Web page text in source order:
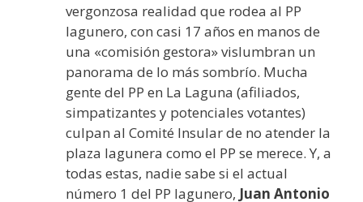
vergonzosa realidad que rodea al PP
lagunero, con casi 17 años en manos de
una «comisión gestora» vislumbran un
panorama de lo más sombrío. Mucha
gente del PP en La Laguna (afiliados,
simpatizantes y potenciales votantes)
culpan al Comité Insular de no atender la
plaza lagunera como el PP se merece. Y, a
todas estas, nadie sabe si el actual
número 1 del PP lagunero, Juan Antonio